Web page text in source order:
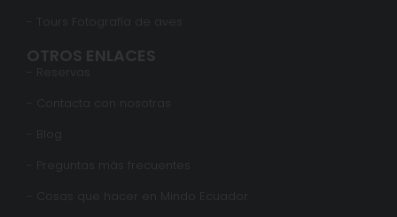
- Tours Fotografía de aves
OTROS ENLACES
- Reservas
- Contacta con nosotras
- Blog
- Preguntas más frecuentes
- Cosas que hacer en Mindo Ecuador